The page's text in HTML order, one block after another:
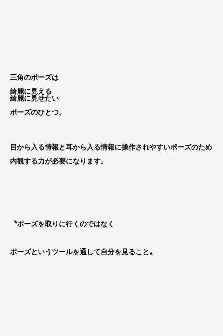
三角のポーズは
綺麗に見える
綺麗に見せたい
ポーズのひとつ。
目から入る情報と耳から入る情報に操作されやすいポーズのため
内観する力が必要になります。
〝ポーズを取りに行くのではなく
ポーズというツールを通して自分を見ること〟